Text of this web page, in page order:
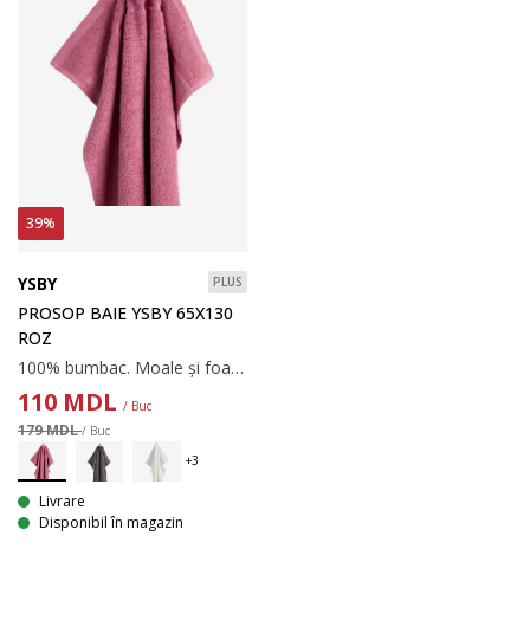
39%
YSBY PLUS
PROSOP BAIE YSBY 65X130
ROZ
100% bumbac. Moale și foarte absorbant. 450 g/m². 65x130 cm
110 MDL / Buc
179 MDL/ Buc
Livrare
Disponibil în magazin